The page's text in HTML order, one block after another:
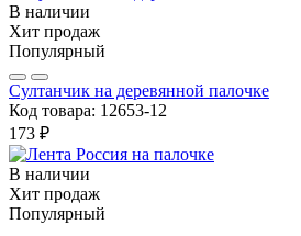
В наличии
Хит продаж
Популярный
Султанчик на деревянной палочке
Код товара: 12653-12
173 ₽
В наличии
Хит продаж
Популярный